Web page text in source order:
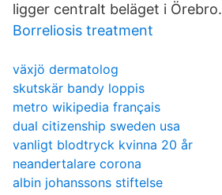
ligger centralt beläget i Örebro.
Borreliosis treatment
växjö dermatolog
skutskär bandy loppis
metro wikipedia français
dual citizenship sweden usa
vanligt blodtryck kvinna 20 år
neandertalare corona
albin johanssons stiftelse